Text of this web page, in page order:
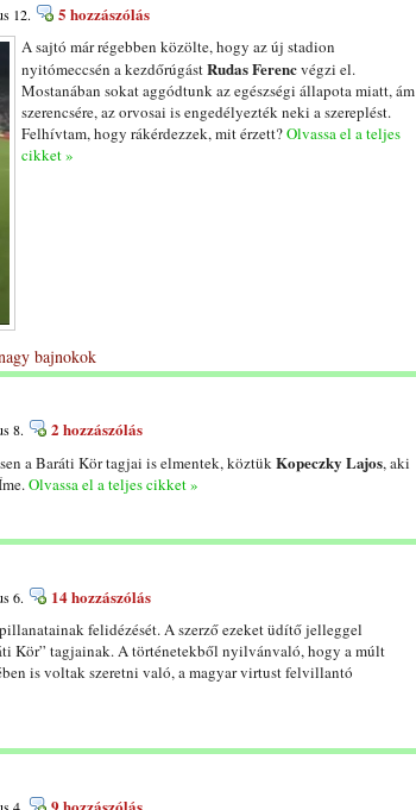
12. 5 hozzászólás
A sajtó már régebben közölte, hogy az új stadion
nyitómeccsén a kezdőrúgástRudas Ferencvégzi el.
Mostanában sokat aggódtunk az egészségi állapota miatt, ám
szerencsére, az orvosai is engedélyezték neki a szereplést.
Felhívtam, hogy rákérdezzek, mit érzett?Olvassa el a teljes
cikket »
bajnokok
8. 2 hozzászólás
a Baráti Kör tagjai is elmentek, köztükKopeczky Lajos, aki
Olvassa el a teljes cikket »
6. 14 hozzászólás
felidézését. A szerző ezeket üdítő jelleggel
Kör” tagjainak. A történetekből nyilvánvaló, hogy a múlt
is voltak szeretni való, a magyar virtust felvillantó